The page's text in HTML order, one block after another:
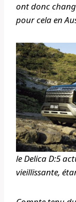
ont donc
pour cela en
le Delica D:5
vieillissante,